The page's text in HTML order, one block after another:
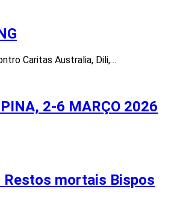
Caritas Australia, Dili,…
2-6 MARÇO 2026
Restos mortais Bispos